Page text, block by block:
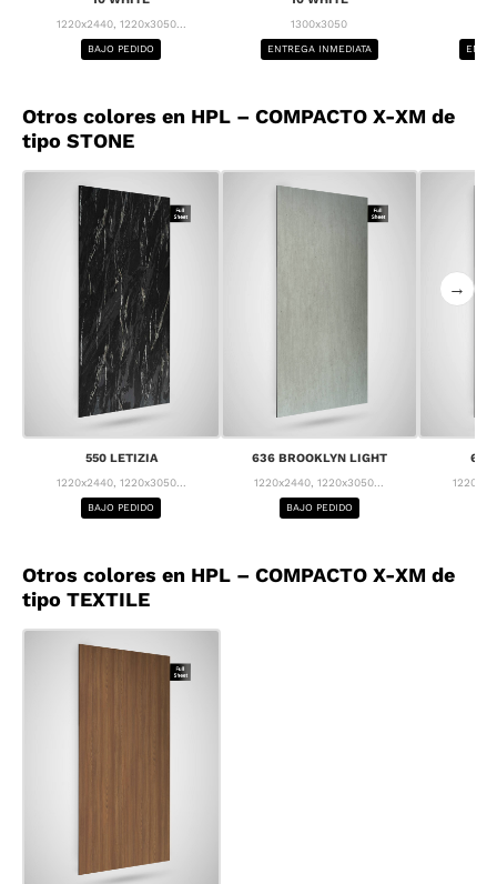
1220x2440, 1220x3050...
BAJO PEDIDO
1300x3050
ENTREGA INMEDIATA
Otros colores en HPL – COMPACTO X-XM de
tipo STONE
550 LETIZIA
1220x2440, 1220x3050...
BAJO PEDIDO
636 BROOKLYN LIGHT
1220x2440, 1220x3050...
BAJO PEDIDO
637
→
Otros colores en HPL – COMPACTO X-XM de
tipo TEXTILE